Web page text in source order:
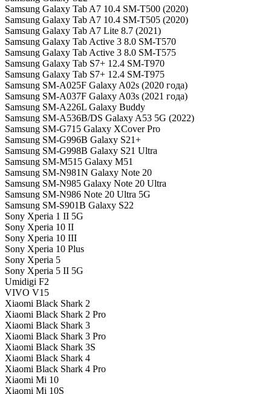
Samsung Galaxy Tab A7 10.4 SM-T500 (2020)
Samsung Galaxy Tab A7 10.4 SM-T505 (2020)
Samsung Galaxy Tab A7 Lite 8.7 (2021)
Samsung Galaxy Tab Active 3 8.0 SM-T570
Samsung Galaxy Tab Active 3 8.0 SM-T575
Samsung Galaxy Tab S7+ 12.4 SM-T970
Samsung Galaxy Tab S7+ 12.4 SM-T975
Samsung SM-A025F Galaxy A02s (2020 года)
Samsung SM-A037F Galaxy A03s (2021 года)
Samsung SM-A226L Galaxy Buddy
Samsung SM-A536B/DS Galaxy A53 5G (2022)
Samsung SM-G715 Galaxy XCover Pro
Samsung SM-G996B Galaxy S21+
Samsung SM-G998B Galaxy S21 Ultra
Samsung SM-M515 Galaxy M51
Samsung SM-N981N Galaxy Note 20
Samsung SM-N985 Galaxy Note 20 Ultra
Samsung SM-N986 Note 20 Ultra 5G
Samsung SM-S901B Galaxy S22
Sony Xperia 1 II 5G
Sony Xperia 10 II
Sony Xperia 10 III
Sony Xperia 10 Plus
Sony Xperia 5
Sony Xperia 5 II 5G
Umidigi F2
VIVO V15
Xiaomi Black Shark 2
Xiaomi Black Shark 2 Pro
Xiaomi Black Shark 3
Xiaomi Black Shark 3 Pro
Xiaomi Black Shark 3S
Xiaomi Black Shark 4
Xiaomi Black Shark 4 Pro
Xiaomi Mi 10
Xiaomi Mi 10S